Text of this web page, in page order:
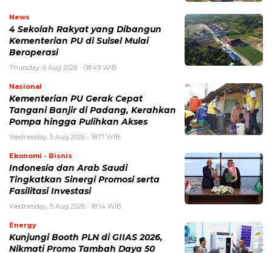
News
4 Sekolah Rakyat yang Dibangun
Kementerian PU di Sulsel Mulai
Beroperasi
Thursday, 6 Aug 2026 - 08:49 WIB
Nasional
Kementerian PU Gerak Cepat
Tangani Banjir di Padang, Kerahkan
Pompa hingga Pulihkan Akses
Wednesday, 5 Aug 2026 - 18:17 WIB
Ekonomi - Bisnis
Indonesia dan Arab Saudi
Tingkatkan Sinergi Promosi serta
Fasilitasi Investasi
Wednesday, 5 Aug 2026 - 18:14 WIB
Energy
Kunjungi Booth PLN di GIIAS 2026,
Nikmati Promo Tambah Daya 50